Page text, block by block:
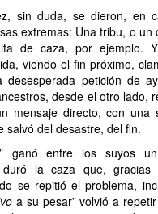
se dieron, en
extremas: Una tribu, o un
de caza, por ejemplo.
viendo el fin próximo,
desesperada petición de
desde el otro lado,
mensaje directo, con una
salvó del desastre, del fin.
ganó entre los suyos
duró la caza que,
se repitió el problema,
a su pesar” volvió a